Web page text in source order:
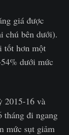
giá được
chú bên dưới).
tốt hơn một
dưới mức
2015-16 và
tháng đi ngang
mức sụt giảm